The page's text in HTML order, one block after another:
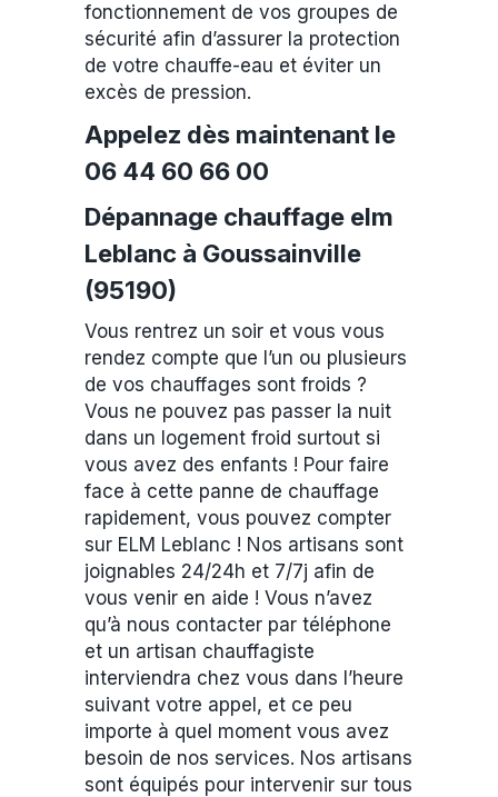
fonctionnement de vos groupes de
sécurité afin d’assurer la protection
de votre chauffe-eau et éviter un
excès de pression.
Appelez dès maintenant le
06 44 60 66 00
Dépannage chauffage elm
Leblanc à Goussainville
(95190)
Vous rentrez un soir et vous vous
rendez compte que l’un ou plusieurs
de vos chauffages sont froids ?
Vous ne pouvez pas passer la nuit
dans un logement froid surtout si
vous avez des enfants ! Pour faire
face à cette panne de chauffage
rapidement, vous pouvez compter
sur ELM Leblanc ! Nos artisans sont
joignables 24/24h et 7/7j afin de
vous venir en aide ! Vous n’avez
qu’à nous contacter par téléphone
et un artisan chauffagiste
interviendra chez vous dans l’heure
suivant votre appel, et ce peu
importe à quel moment vous avez
besoin de nos services. Nos artisans
sont équipés pour intervenir sur tous